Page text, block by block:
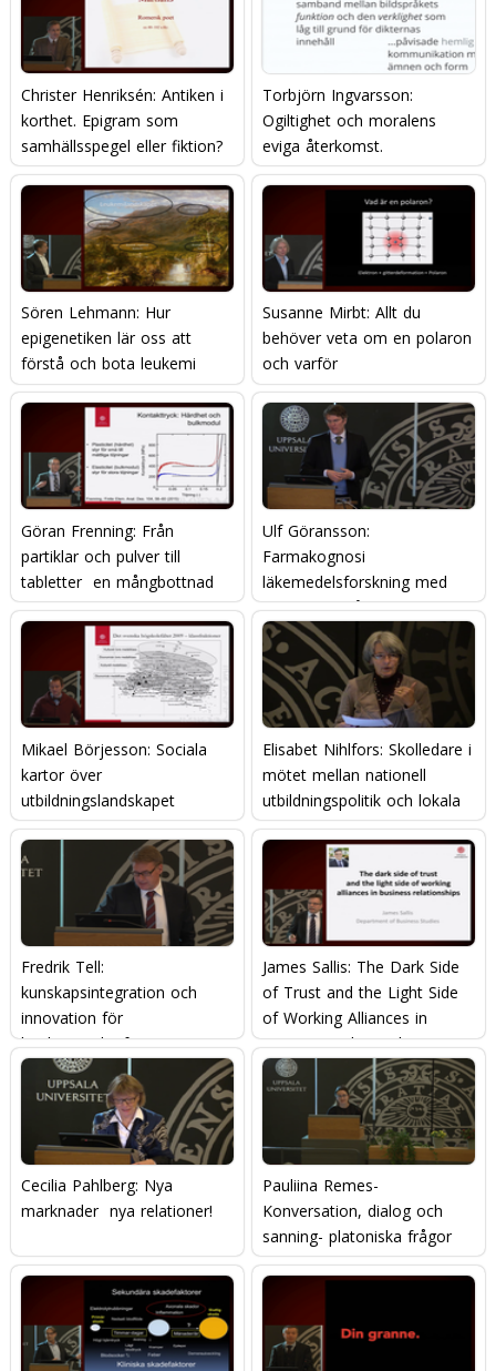
Christer Henriksén: Antiken i
korthet. Epigram som
samhällsspegel eller fiktion?
Torbjörn Ingvarsson:
Ogiltighet och moralens
eviga återkomst.
Sören Lehmann: Hur
epigenetiken lär oss att
förstå och bota leukemi
Susanne Mirbt: Allt du
behöver veta om en polaron
och varför
Göran Frenning: Från
partiklar och pulver till
tabletter  en mångbottnad
historia om läkemedel
Ulf Göransson:
Farmakognosi 
läkemedelsforskning med
inspiration från naturen
Mikael Börjesson: Sociala
kartor över
utbildningslandskapet
Elisabet Nihlfors: Skolledare i
mötet mellan nationell
utbildningspolitik och lokala
genomförandestrukturer
Fredrik Tell:
kunskapsintegration och
innovation för
konkurrenskraft
James Sallis: The Dark Side
of Trust and the Light Side
of Working Alliances in
Business Relationships
Cecilia Pahlberg: Nya
marknader  nya relationer!
Pauliina Remes-
Konversation, dialog och
sanning- platoniska frågor